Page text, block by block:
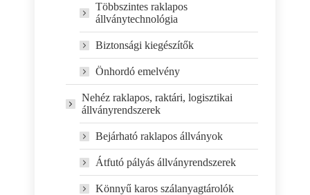
Többszintes raklapos
állványtechnológia
Biztonsági kiegészítők
Önhordó emelvény
Nehéz raklapos, raktári, logisztikai
állványrendszerek
Bejárható raklapos állványok
Átfutó pályás állványrendszerek
Könnyű karos szálanyagtárolók